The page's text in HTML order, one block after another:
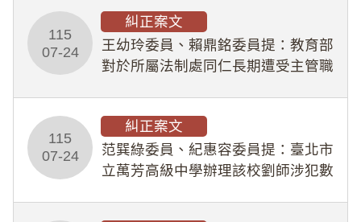
幣1,483萬餘元，並長期收受建商餽
贈；復罔顧公共安全，圖利默許建商
於停工期間
115
07-24
糾正案文
王幼玲委員、賴鼎銘委員提：教育部
對於所屬法制處同仁長期遭受主管職
人員保障法」及「職業安全衛生法」
所定維護公務人員
115
07-24
糾正案文
范巽綠委員、紀惠容委員提：臺北市
立萬芳高級中學辦理該校劉師涉犯數